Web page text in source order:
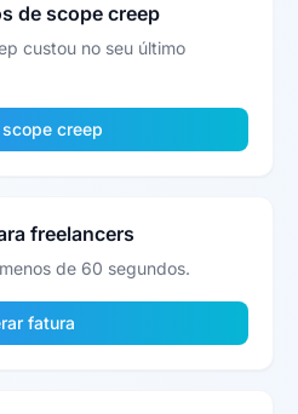
de scope creep
custou no seu último
creep
freelancers
de 60 segundos.
fatura